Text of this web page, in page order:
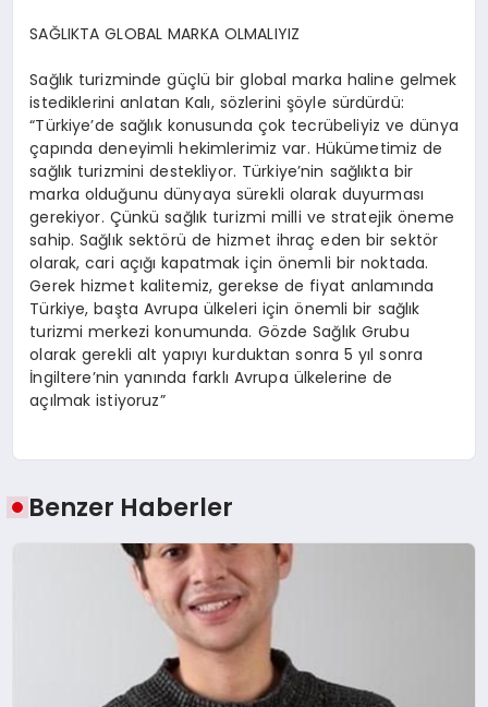
SAĞLIKTA GLOBAL MARKA OLMALIYIZ
Sağlık turizminde güçlü bir global marka haline gelmek
istediklerini anlatan Kalı, sözlerini şöyle sürdürdü:
“Türkiye’de sağlık konusunda çok tecrübeliyiz ve dünya
çapında deneyimli hekimlerimiz var. Hükümetimiz de
sağlık turizmini destekliyor. Türkiye’nin sağlıkta bir
marka olduğunu dünyaya sürekli olarak duyurması
gerekiyor. Çünkü sağlık turizmi milli ve stratejik öneme
sahip. Sağlık sektörü de hizmet ihraç eden bir sektör
olarak, cari açığı kapatmak için önemli bir noktada.
Gerek hizmet kalitemiz, gerekse de fiyat anlamında
Türkiye, başta Avrupa ülkeleri için önemli bir sağlık
turizmi merkezi konumunda. Gözde Sağlık Grubu
olarak gerekli alt yapıyı kurduktan sonra 5 yıl sonra
İngiltere’nin yanında farklı Avrupa ülkelerine de
açılmak istiyoruz”
Benzer Haberler